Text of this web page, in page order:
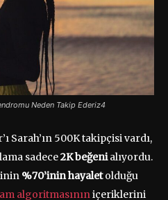
Neden Takip Ederiz4
Sarah’ın 500K takipçisi vardı,
sadece2K beğenialıyordu.
%70’inin hayaletolduğu
algoritmasınıniçeriklerini